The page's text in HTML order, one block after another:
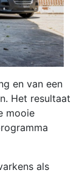
en van een
Het resultaat
mooie
als